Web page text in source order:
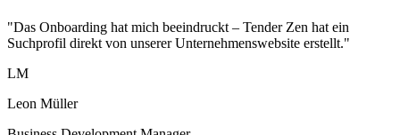
"Das Onboarding hat mich beeindruckt – Tender Zen hat ein
Suchprofil direkt von unserer Unternehmenswebsite erstellt."
LM
Leon Müller